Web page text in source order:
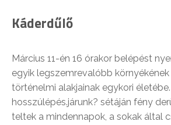
Káderdűlő
Március 11-én 16 órakor belépést
egyik legszemrevalóbb környékének
történelmi alakjainak egykori
hosszúlépés.járunk? sétáján fény
teltek a mindennapok, a sokak által